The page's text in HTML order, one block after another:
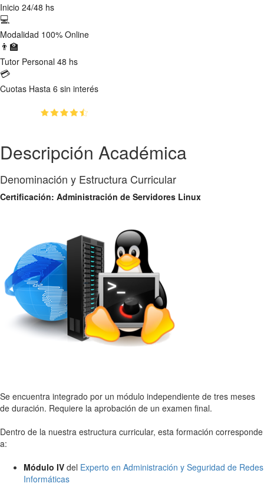
Inicio 24/48 hs
💻
Modalidad 100% Online
👨‍🏫
Tutor Personal 48 hs
💳
Cuotas Hasta 6 sin interés
Descripción Académica
Denominación y Estructura Curricular
Certificación: Administración de Servidores Linux
Se encuentra integrado por un módulo independiente de tres meses
de duración. Requiere la aprobación de un examen final.
Dentro de la nuestra estructura curricular, esta formación corresponde
a:
Módulo IV del Experto en Administración y Seguridad de Redes
Informáticas